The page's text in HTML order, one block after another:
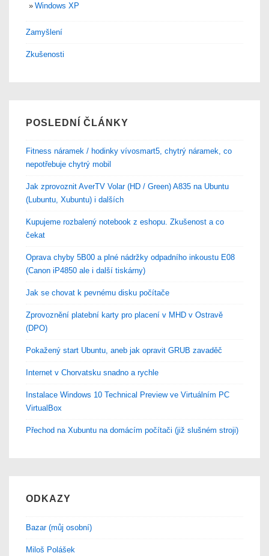
Windows XP
Zamyšlení
Zkušenosti
POSLEDNÍ ČLÁNKY
Fitness náramek / hodinky vívosmart5, chytrý náramek, co
nepotřebuje chytrý mobil
Jak zprovoznit AverTV Volar (HD / Green) A835 na Ubuntu
(Lubuntu, Xubuntu) i dalších
Kupujeme rozbalený notebook z eshopu. Zkušenost a co
čekat
Oprava chyby 5B00 a plné nádržky odpadního inkoustu E08
(Canon iP4850 ale i další tiskárny)
Jak se chovat k pevnému disku počítače
Zprovoznění platební karty pro placení v MHD v Ostravě
(DPO)
Pokažený start Ubuntu, aneb jak opravit GRUB zavaděč
Internet v Chorvatsku snadno a rychle
Instalace Windows 10 Technical Preview ve Virtuálním PC
VirtualBox
Přechod na Xubuntu na domácím počítači (již slušném stroji)
ODKAZY
Bazar (můj osobní)
Miloš Polášek